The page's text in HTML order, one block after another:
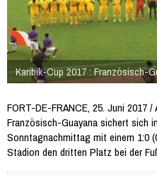
Karibik-Cup 2017 : Französisch-
FORT-DE-FRANCE, 25. Juni 2017
Französisch-Guayana sichert sich
Sonntagnachmittag mit einem 1:0
Stadion den dritten Platz bei der